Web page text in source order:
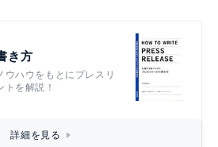
き方
ハウをもとにプレスリ
トを解説！
詳細を見る